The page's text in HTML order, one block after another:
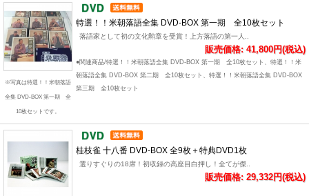
※写真は特選！！米朝落語
全集 DVD-BOX 第一期 全
10枚セットです。
特選！！米朝落語全集 DVD-BOX 第一期 全10枚セット
落語家として初の文化勲章を受賞！上方落語の第一人..
販売価格: 41,800円(税込)
●関連商品/特選！！米朝落語全集 DVD-BOX 第一期 全10枚セット、特選！！米
朝落語全集 DVD-BOX 第二期 全10枚セット、特選！！米朝落語全集 DVD-BOX
第三期 全10枚セット
桂枝雀 十八番 DVD-BOX 全9枚＋特典DVD1枚
選りすぐりの18席！初収録の高座目白押し！全てが傑..
販売価格: 29,332円(税込)